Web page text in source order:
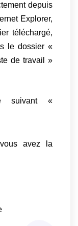
depuis
Explorer,
téléchargé,
le dossier «
de travail »
suivant «
vous avez la